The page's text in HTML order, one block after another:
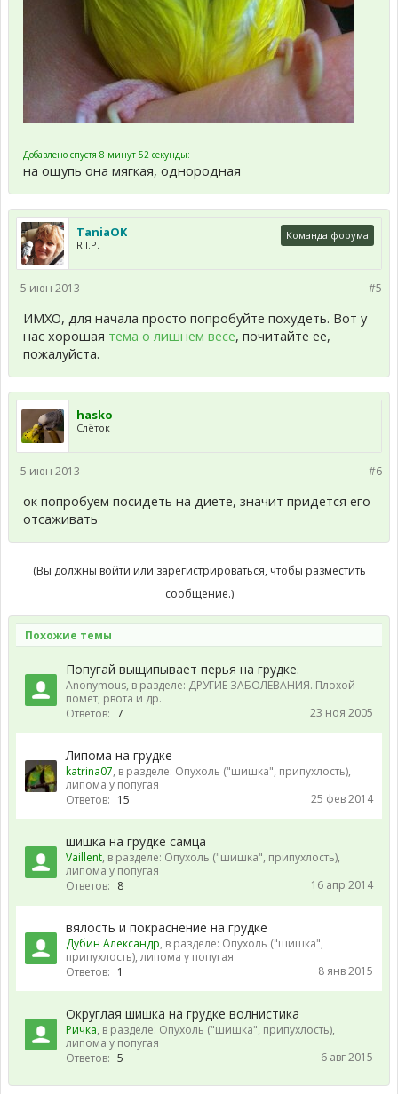
Добавлено спустя 8 минут 52 секунды:
на ощупь она мягкая, однородная
TaniaOK
R.I.P.
Команда форума
#5
5 июн 2013
ИМХО, для начала просто попробуйте похудеть. Вот у
нас хорошая тема о лишнем весе, почитайте ее,
пожалуйста.
hasko
Слёток
#6
5 июн 2013
ок попробуем посидеть на диете, значит придется его
отсаживать
(Вы должны войти или зарегистрироваться, чтобы разместить
сообщение.)
Похожие темы
Попугай выщипывает перья на грудке.
Anonymous, в разделе: ДРУГИЕ ЗАБОЛЕВАНИЯ. Плохой
помет, рвота и др.
Ответов: 7 23 ноя 2005
Липома на грудке
katrina07, в разделе: Опухоль ("шишка", припухлость),
липома у попугая
Ответов: 15 25 фев 2014
шишка на грудке самца
Vaillent, в разделе: Опухоль ("шишка", припухлость),
липома у попугая
Ответов: 8 16 апр 2014
вялость и покраснение на грудке
Дубин Александр, в разделе: Опухоль ("шишка",
припухлость), липома у попугая
Ответов: 1 8 янв 2015
Округлая шишка на грудке волнистика
Ричка, в разделе: Опухоль ("шишка", припухлость),
липома у попугая
Ответов: 5 6 авг 2015